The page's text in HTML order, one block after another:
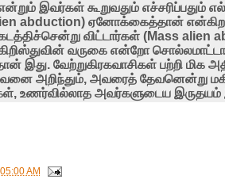
இவர்கள் கூறுவதும் எச்சரிப்பதும்
abduction) ஏனோக்கைத்தான்
கடத்திச்சென்று விட்டார்கள் (Mass
வருகை என்றோ
இது. வேற்றுகிரகவாசிகள் பற்றி மிக
அறிந்தும், அவரைத் தேவனென்று
உணர்வில்லாத அவர்களுடைய இருதயம்
AM